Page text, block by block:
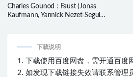
Charles Gounod : Faust (Jonas
Kaufmann, Yannick Nezet-Seguin,
下载说明
1. 下载使用百度网盘，需开通百度
2. 如发现下载链接失效请联系管理